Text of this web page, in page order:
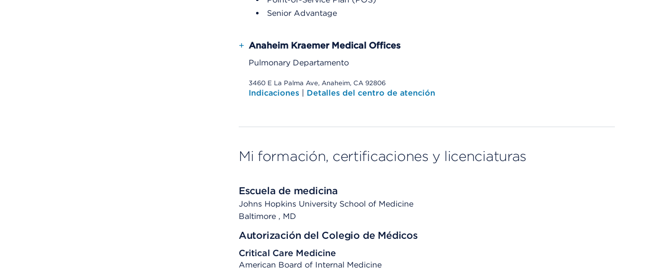
Senior Advantage
+ Anaheim Kraemer Medical Offices
Pulmonary Departamento
3460 E La Palma Ave, Anaheim, CA 92806
Indicaciones | Detalles del centro de atención
Mi formación, certificaciones y licenciaturas
Escuela de medicina
Johns Hopkins University School of Medicine
Baltimore , MD
Autorización del Colegio de Médicos
Critical Care Medicine
American Board of Internal Medicine